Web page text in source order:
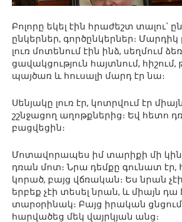
Բոլորը եկել էին հրաժեշտ տալու՝
ընկերներ, գործընկերներ։ Մարդիկ
լուռ մոտենում էին ինձ, սեղմում
ցավակցություն հայտնում, հիշում,
պայծառ և հուսալի մարդ էր նա։
Սենյակը լուռ էր, կոտրվում էր
շշնջացող աղոթքներից։ Եվ հետո
բացվեցին։
Մոտավորապես իմ տարիքի մի կին
դռան մոտ։ Նրա դեմքը գունատ էր,
կորած, բայց վճռական։ Ես նրան
երբեք չէի տեսել նրան, և միայն դա
տարօրինակ։ Բայց իրական
հարվածեց մեկ վայրկյան անց։